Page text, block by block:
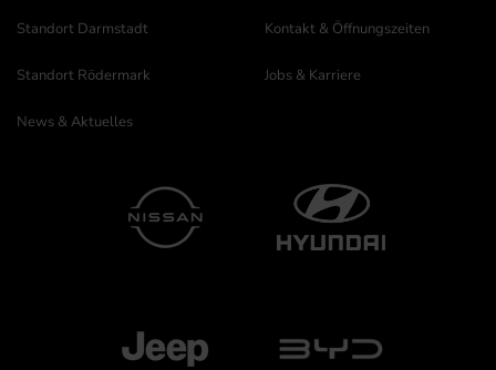
Standort Darmstadt
Standort Rödermark
News & Aktuelles
Kontakt & Öffnungszeiten
Jobs & Karriere